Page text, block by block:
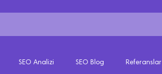
SEO Analizi SEO Blog Referanslar